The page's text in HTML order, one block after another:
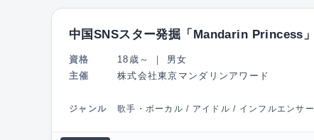
中国SNSスター発掘「Mandarin Princess」
資格 18歳～ ｜ 男女
主催
株式会社東京マンダリンアワード
ジャンル 歌手・ボーカル / アイドル / インフルエンサー